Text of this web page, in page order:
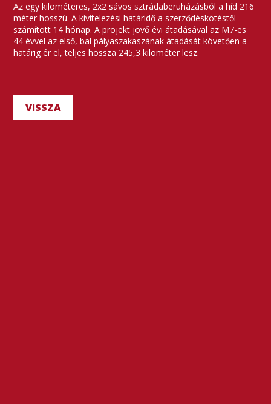
Az egy kilométeres, 2x2 sávos sztrádaberuházásból a híd 216
méter hosszú. A kivitelezési határidő a szerződéskötéstől
számított 14 hónap. A projekt jövő évi átadásával az M7-es
44 évvel az első, bal pályaszakaszának átadását követően a
határig ér el, teljes hossza 245,3 kilométer lesz.
VISSZA